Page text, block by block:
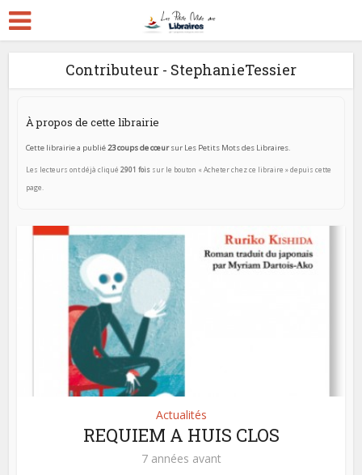
Contributeur - StephanieTessier
À propos de cette librairie
Cette librairie a publié23 coups de cœursur Les Petits Mots des Libraires.
Les lecteurs ont déjà cliqué2901 fois sur le bouton « Acheter chez ce libraire » depuis cette
page.
Actualités
REQUIEM A HUIS CLOS
7 années avant